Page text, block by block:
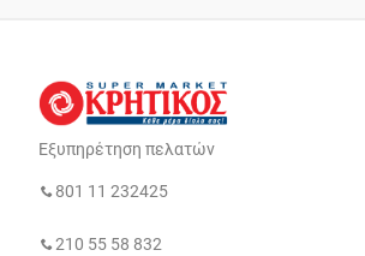
Εξυπηρέτηση πελατών
801 11 232425
210 55 58 832